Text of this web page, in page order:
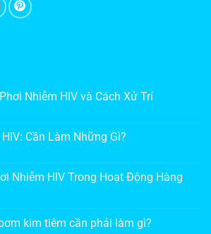
Nhiễm HIV và Cách Xử Trí
Cần Làm Những Gì?
Nhiễm HIV Trong Hoạt Động Hàng
kim tiêm cần phải làm gì?